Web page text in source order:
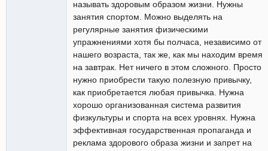
называть здоровым образом жизни. Нужны
занятия спортом. Можно выделять на
регулярные занятия физическими
упражнениями хотя бы полчаса, независимо от
нашего возраста, так же, как мы находим время
на завтрак. Нет ничего в этом сложного. Просто
нужно приобрести такую полезную привычку,
как приобретается любая привычка. Нужна
хорошо организованная система развития
физкультуры и спорта на всех уровнях. Нужна
эффективная государственная пропаганда и
реклама здорового образа жизни и запрет на